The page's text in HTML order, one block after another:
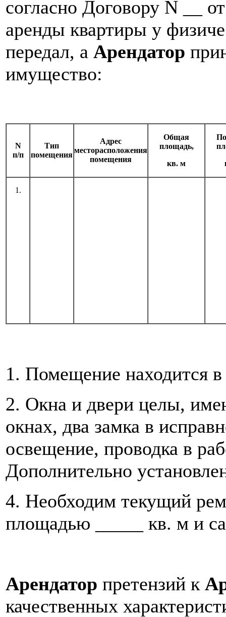
согласно Договору N __
аренды квартиры у
передал, а Арендатор
имущество:
N
п/п
Тип
помещения
Адрес
месторасположения
помещения
Общая
площадь,
кв. м
1.
1. Помещение находится в
2. Окна и двери целы,
окнах, два замка в
освещение, проводка в
Дополнительно
4. Необходим текущий
площадью _____ кв. м и
Арендатор претензий к
качественных